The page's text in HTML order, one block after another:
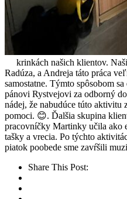
krinkách našich klientov.
Radúza, a Andreja táto práca
samostatne. Týmto spôsobom
pánovi Rystvejovi za odborný
nádej, že nabudúce túto aktivitu
pomoci. 😊. Ďalšia skupina
pracovníčky Martinky učila ako
tašky a vrecia. Po týchto
piatok poobede sme zavŕšili
Share This Post: